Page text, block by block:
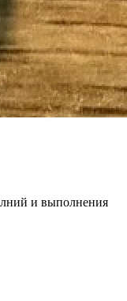
и выполнения